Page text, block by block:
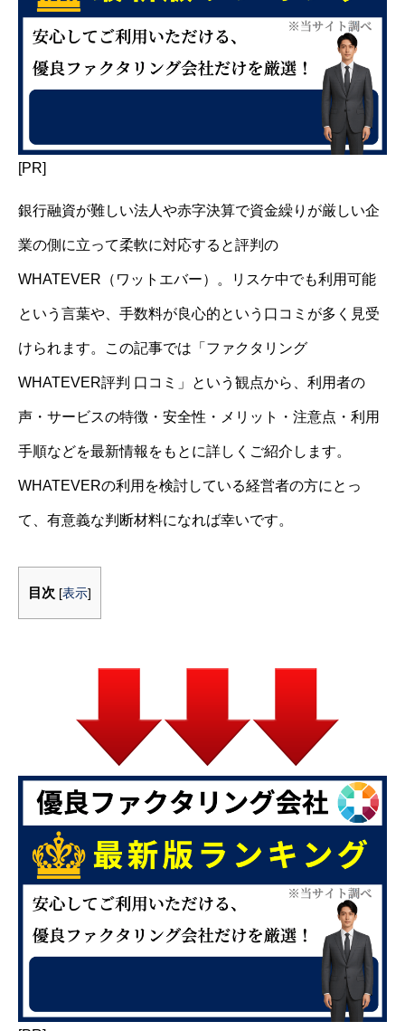
[PR]
銀行融資が難しい法人や赤字決算で資金繰りが厳しい企
業の側に立って柔軟に対応すると評判の
WHATEVER（ワットエバー）。リスケ中でも利用可能
という言葉や、手数料が良心的という口コミが多く見受
けられます。この記事では「ファクタリング
WHATEVER評判 口コミ」という観点から、利用者の
声・サービスの特徴・安全性・メリット・注意点・利用
手順などを最新情報をもとに詳しくご紹介します。
WHATEVERの利用を検討している経営者の方にとっ
て、有意義な判断材料になれば幸いです。
目次 [表示]